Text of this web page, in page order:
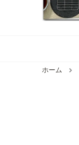
ホーム